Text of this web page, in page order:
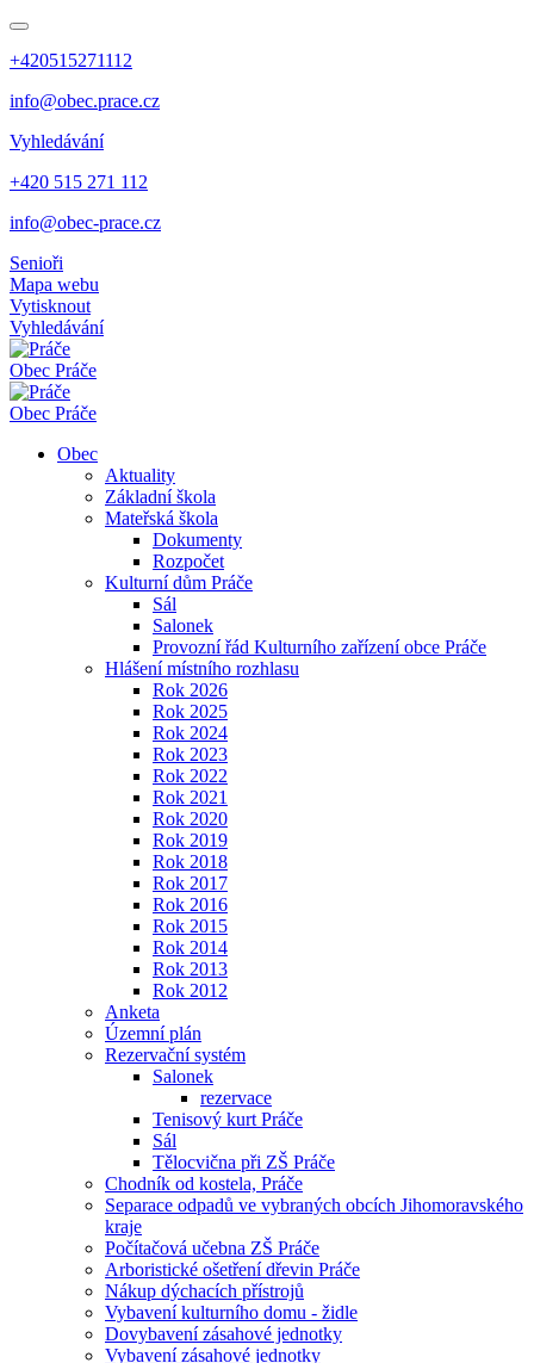
+420515271112
info@obec.prace.cz
Vyhledávání
+420 515 271 112
info@obec-prace.cz
Senioři
Mapa webu
Vytisknout
Vyhledávání
Obec Práče
Obec Práče
Obec
Aktuality
Základní škola
Mateřská škola
Dokumenty
Rozpočet
Kulturní dům Práče
Sál
Salonek
Provozní řád Kulturního zařízení obce Práče
Hlášení místního rozhlasu
Rok 2026
Rok 2025
Rok 2024
Rok 2023
Rok 2022
Rok 2021
Rok 2020
Rok 2019
Rok 2018
Rok 2017
Rok 2016
Rok 2015
Rok 2014
Rok 2013
Rok 2012
Anketa
Územní plán
Rezervační systém
Salonek
rezervace
Tenisový kurt Práče
Sál
Tělocvična při ZŠ Práče
Chodník od kostela, Práče
Separace odpadů ve vybraných obcích Jihomoravského
kraje
Počítačová učebna ZŠ Práče
Arboristické ošetření dřevin Práče
Nákup dýchacích přístrojů
Vybavení kulturního domu - židle
Dovybavení zásahové jednotky
Vybavení zásahové jednotky